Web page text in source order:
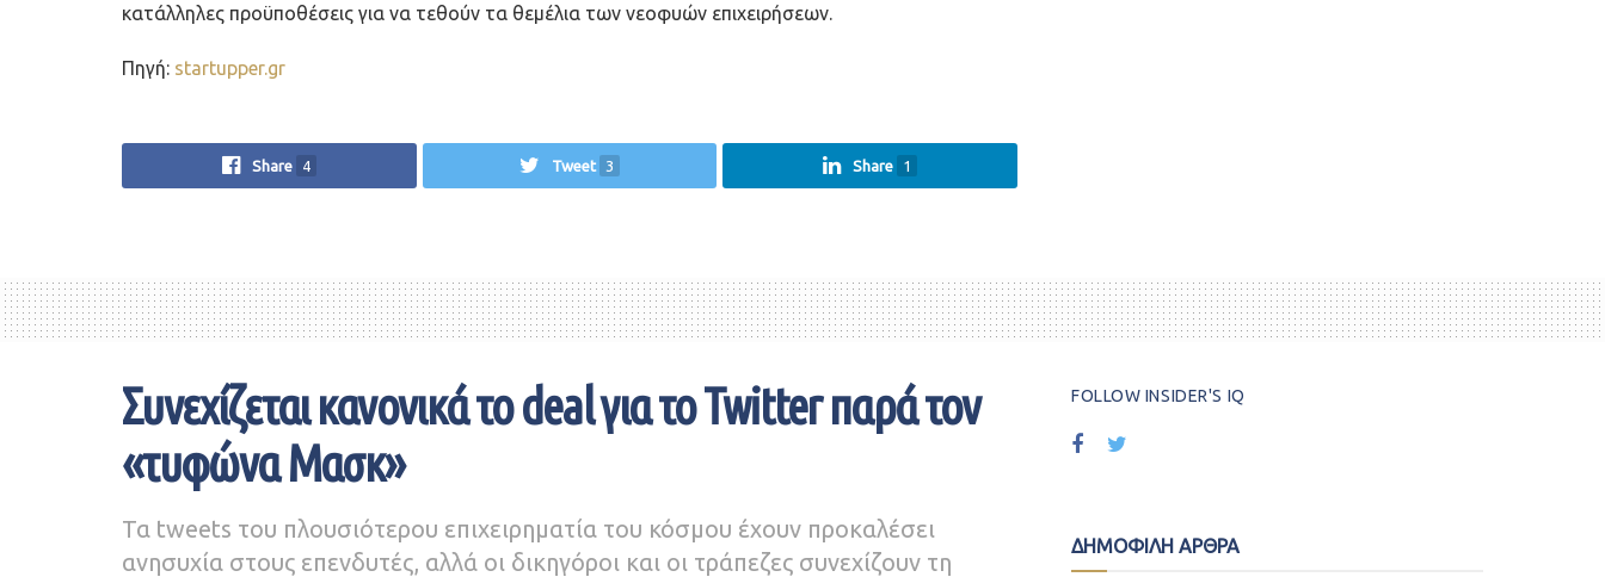
κατάλληλες προϋποθέσεις για να τεθούν τα θεμέλια των νεοφυών επιχειρήσεων.
Πηγή: startupper.gr
Share 4 Tweet 3 Share 1
Συνεχίζεται κανονικά το deal για το Twitter παρά τον
«τυφώνα Μασκ»
Τα tweets του πλουσιότερου επιχειρηματία του κόσμου έχουν προκαλέσει
ανησυχία στους επενδυτές, αλλά οι δικηγόροι και οι τράπεζες συνεχίζουν τη
FOLLOW INSIDER'S IQ
ΔΗΜΟΦΙΛΗ ΑΡΘΡΑ